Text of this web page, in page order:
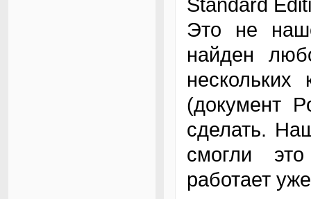
Это не
найден
нескольких
(документ
сделать.
смогли
работает